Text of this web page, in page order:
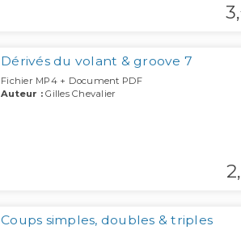
3,
Dérivés du volant & groove 7
Fichier MP4 + Document PDF
Auteur : Gilles Chevalier
2,
Coups simples, doubles & triples